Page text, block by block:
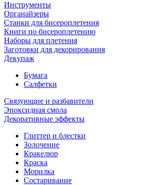
Инструменты
Органайзеры
Станки для бисероплетения
Книги по бисероплетению
Наборы для плетения
Заготовки для декорирования
Декупаж
Бумага
Салфетки
Связующие и разбавители
Эпоксидная смола
Декоративные эффекты
Глиттер и блестки
Золочение
Кракелюр
Краска
Морилка
Состаривание